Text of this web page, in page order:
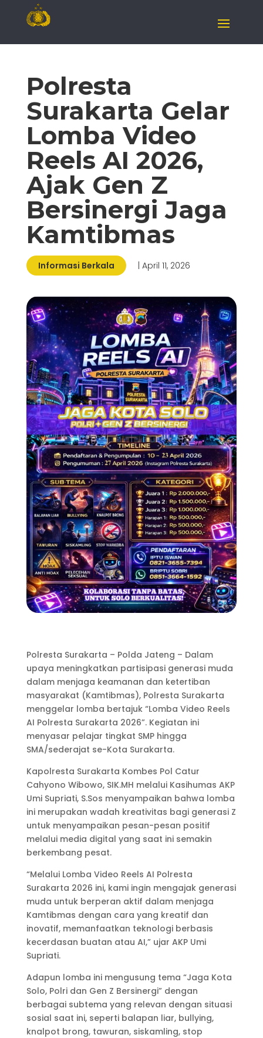
Polresta
Surakarta Gelar
Lomba Video
Reels AI 2026,
Ajak Gen Z
Bersinergi Jaga
Kamtibmas
Informasi Berkala | April 11, 2026
Polresta Surakarta – Polda Jateng – Dalam
upaya meningkatkan partisipasi generasi muda
dalam menjaga keamanan dan ketertiban
masyarakat (Kamtibmas), Polresta Surakarta
menggelar lomba bertajuk “Lomba Video Reels
AI Polresta Surakarta 2026”. Kegiatan ini
menyasar pelajar tingkat SMP hingga
SMA/sederajat se-Kota Surakarta.
Kapolresta Surakarta Kombes Pol Catur
Cahyono Wibowo, SIK.MH melalui Kasihumas AKP
Umi Supriati, S.Sos menyampaikan bahwa lomba
ini merupakan wadah kreativitas bagi generasi Z
untuk menyampaikan pesan-pesan positif
melalui media digital yang saat ini semakin
berkembang pesat.
“Melalui Lomba Video Reels AI Polresta
Surakarta 2026 ini, kami ingin mengajak generasi
muda untuk berperan aktif dalam menjaga
Kamtibmas dengan cara yang kreatif dan
inovatif, memanfaatkan teknologi berbasis
kecerdasan buatan atau AI,” ujar AKP Umi
Supriati.
Adapun lomba ini mengusung tema “Jaga Kota
Solo, Polri dan Gen Z Bersinergi” dengan
berbagai subtema yang relevan dengan situasi
sosial saat ini, seperti balapan liar, bullying,
knalpot brong, tawuran, siskamling, stop